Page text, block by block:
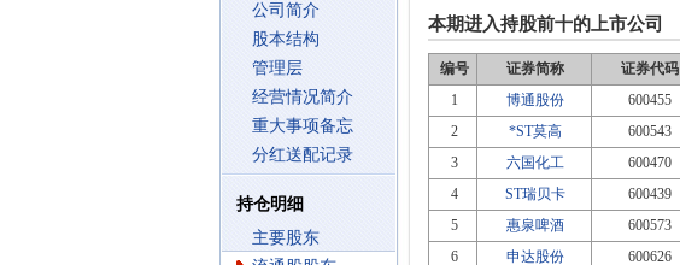
公司简介
股本结构
管理层
经营情况简介
重大事项备忘
分红送配记录
持仓明细
主要股东
本期进入持股前十的上市公司
编号 证券简称 证券代码
1
博通股份 600455
2
*ST莫高 600543
3
六国化工 600470
4
ST瑞贝卡 600439
5
惠泉啤酒 600573
6
申达股份 600626